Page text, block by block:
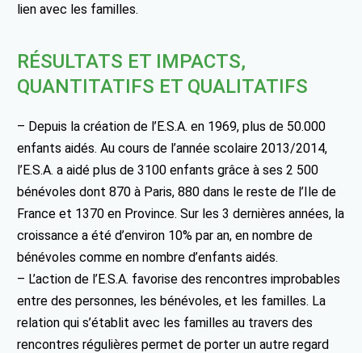
lien avec les familles.
RÉSULTATS ET IMPACTS,
QUANTITATIFS ET QUALITATIFS
– Depuis la création de l’E.S.A. en 1969, plus de 50.000
enfants aidés. Au cours de l’année scolaire 2013/2014,
l’E.S.A. a aidé plus de 3100 enfants grâce à ses 2 500
bénévoles dont 870 à Paris, 880 dans le reste de l’Ile de
France et 1370 en Province. Sur les 3 dernières années, la
croissance a été d’environ 10% par an, en nombre de
bénévoles comme en nombre d’enfants aidés.
– L’action de l’E.S.A. favorise des rencontres improbables
entre des personnes, les bénévoles, et les familles. La
relation qui s’établit avec les familles au travers des
rencontres régulières permet de porter un autre regard